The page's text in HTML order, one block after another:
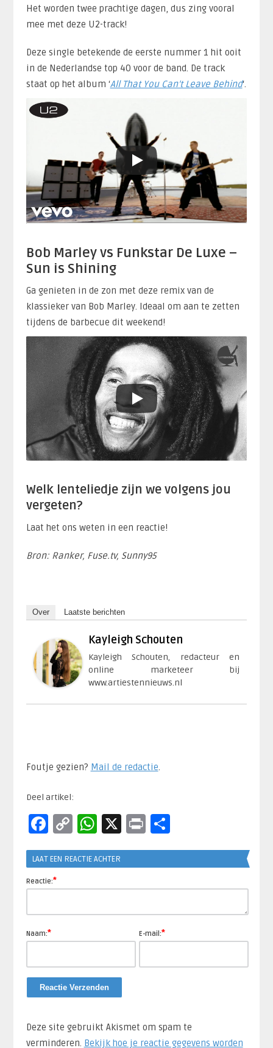
Het worden twee prachtige dagen, dus zing vooral
mee met deze U2-track!
Deze single betekende de eerste nummer 1 hit ooit
in de Nederlandse top 40 voor de band. De track
staat op het album ‘All That You Can’t Leave Behind‘.
Bob Marley vs Funkstar De Luxe –
Sun is Shining
Ga genieten in de zon met deze remix van de
klassieker van Bob Marley. Ideaal om aan te zetten
tijdens de barbecue dit weekend!
Welk lenteliedje zijn we volgens jou
vergeten?
Laat het ons weten in een reactie!
Bron: Ranker, Fuse.tv, Sunny95
Over Laatste berichten
Kayleigh Schouten
Kayleigh Schouten, redacteur en
online marketeer bij
www.artiestennieuws.nl
Foutje gezien? Mail de redactie.​
Deel artikel:
Facebook
CopyWhatsApp
X PrintDelen
LAAT EEN REACTIE ACHTER
Reactie:*
Naam:* E-mail:*
Deze site gebruikt Akismet om spam te
verminderen. Bekijk hoe je reactie gegevens worden